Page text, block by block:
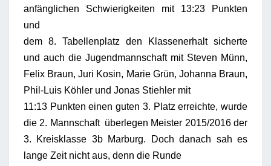
anfänglichen Schwierigkeiten mit 13:23 Punkten
und
dem 8. Tabellenplatz den Klassenerhalt sicherte
und auch die Jugendmannschaft mit Steven Münn,
Felix Braun, Juri Kosin, Marie Grün, Johanna Braun,
Phil-Luis Köhler und Jonas Stiehler mit
11:13 Punkten einen guten 3. Platz erreichte, wurde
die 2. Mannschaft überlegen Meister 2015/2016 der
3. Kreisklasse 3b Marburg. Doch danach sah es
lange Zeit nicht aus, denn die Runde